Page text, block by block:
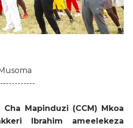
Mapinduzi (CCM) Mkoa
Ibrahim ameelekeza